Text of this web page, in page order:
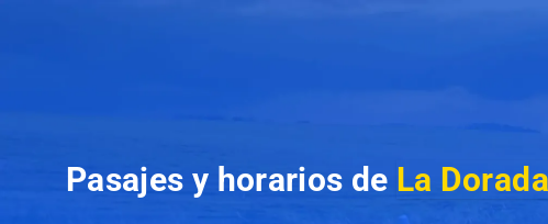
Pasajes y horarios de La